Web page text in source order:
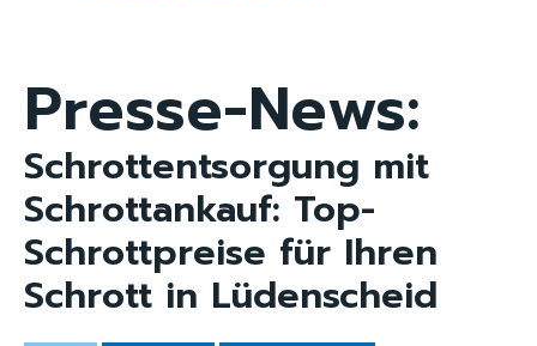
Presse-News:
Schrottentsorgung mit
Schrottankauf: Top-
Schrottpreise für Ihren
Schrott in Lüdenscheid